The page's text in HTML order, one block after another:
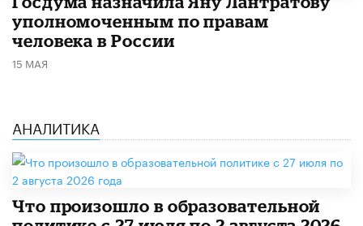
уполномоченным по правам
человека в России
15 МАЯ
АНАЛИТИКА
​Что произошло в образовательной